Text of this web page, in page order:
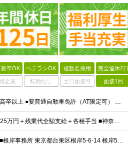
新卒OK ベテランOK 複数名採用 完全週休2日
場企業 転勤なし 土日面接可 面接1回
【未経験・第二新卒・フリーターの方も大歓迎！】 ●高卒以上 ●要普通自動車免許（AT限定可） ※特別な経験やスキルは一切不問です！ ★求める人物像★ ・「ほどほどに、無理なく長く働きたい」方 ・安定
■東京都 月給22万5000円（東京地域手当3万円含）～25万円＋残業代全額支給＋各種手当 ■神奈川県 月給19万5000円～24万円＋残業代全額支給＋各種手当 ※年齢・経験を考慮し決定 ※試用期
＼東京と神奈川で募集・徒歩5分以内の勤務地あり／ ■根岸事務所 東京都台東区根岸5-6-14 根岸5光ビル ■阿佐ヶ谷事務所 東京都杉並区成田東4-38-25 ■大橋事務所 東京都目黒区大橋2-8-1